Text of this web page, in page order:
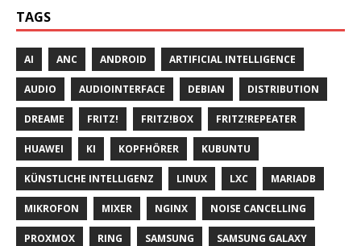
TAGS
AI ANC ANDROID ARTIFICIAL INTELLIGENCE
AUDIO AUDIOINTERFACE DEBIAN DISTRIBUTION
DREAME FRITZ! FRITZ!BOX FRITZ!REPEATER
HUAWEI KI KOPFHÖRER KUBUNTU
KÜNSTLICHE INTELLIGENZ LINUX LXC MARIADB
MIKROFON MIXER NGINX NOISE CANCELLING
PROXMOX RING SAMSUNG SAMSUNG GALAXY